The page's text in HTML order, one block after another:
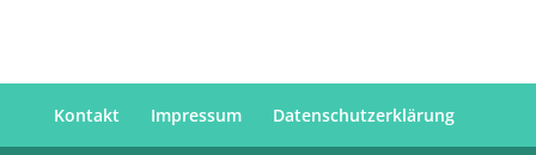
Kontakt Impressum Datenschutzerklärung